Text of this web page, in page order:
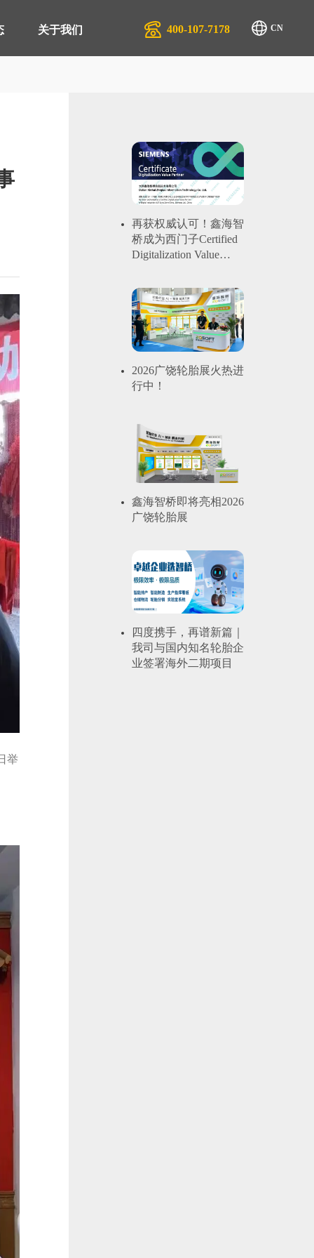
管理平台 SRM
售系统 TRS
流行业
关于我们 CN
400-107-7178
举
再获权威认可！鑫海智
桥成为西门子Certified
Digitalization Value
2026广饶轮胎展火热进
行中！
鑫海智桥即将亮相2026
广饶轮胎展
四度携手，再谱新篇｜
我司与国内知名轮胎企
业签署海外二期项目